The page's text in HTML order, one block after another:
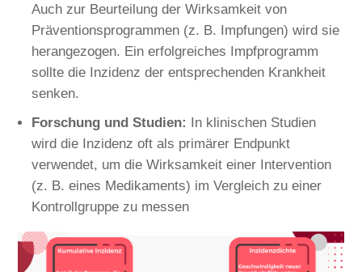
Auch zur Beurteilung der Wirksamkeit von
Präventionsprogrammen (z. B. Impfungen) wird sie
herangezogen. Ein erfolgreiches Impfprogramm
sollte die Inzidenz der entsprechenden Krankheit
senken.
Forschung und Studien: In klinischen Studien
wird die Inzidenz oft als primärer Endpunkt
verwendet, um die Wirksamkeit einer Intervention
(z. B. eines Medikaments) im Vergleich zu einer
Kontrollgruppe zu messen